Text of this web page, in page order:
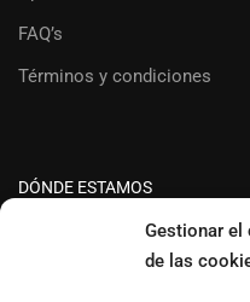
Gestionar el
de las
FAQ’s
Términos y condiciones
DÓNDE ESTAMOS